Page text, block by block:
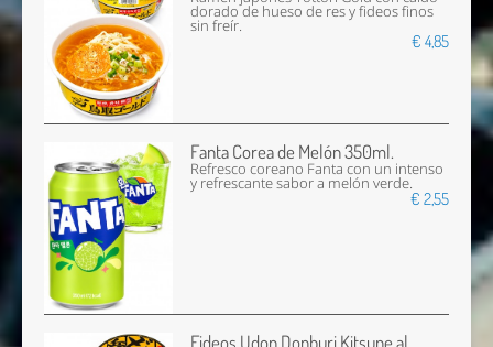
dorado de hueso de res y fideos finos
sin freír.
€ 4,85
Fanta Corea de Melón 350ml.
Refresco coreano Fanta con un intenso
y refrescante sabor a melón verde.
€ 2,55
Fideos Udon Donburi Kitsune al